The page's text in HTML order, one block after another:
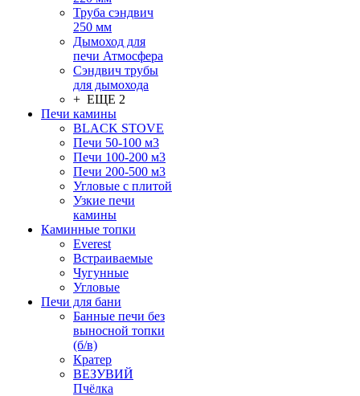
Труба сэндвич
250 мм
Дымоход для
печи Атмосфера
Сэндвич трубы
для дымохода
+ ЕЩЕ 2
Печи камины
BLACK STOVE
Печи 50-100 м3
Печи 100-200 м3
Печи 200-500 м3
Угловые с плитой
Узкие печи
камины
Каминные топки
Everest
Встраиваемые
Чугунные
Угловые
Печи для бани
Банные печи без
выносной топки
(б/в)
Кратер
ВЕЗУВИЙ
Пчёлка